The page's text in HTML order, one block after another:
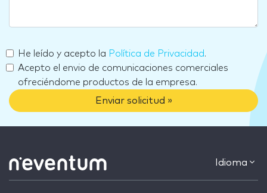
He leído y acepto la Política de Privacidad.
Acepto el envio de comunicaciones comerciales
ofreciéndome productos de la empresa.
Enviar solicitud »
Idioma